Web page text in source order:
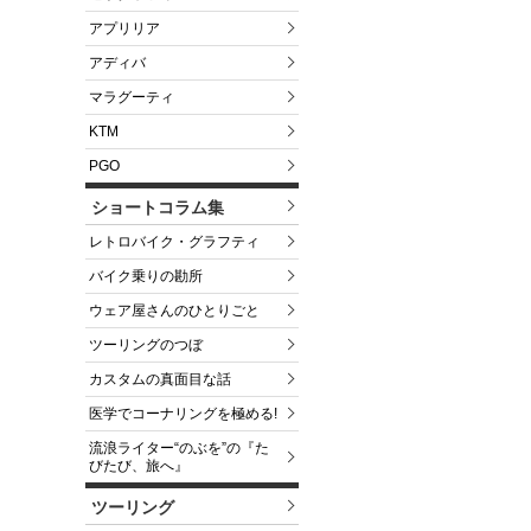
アプリリア
アディバ
マラグーティ
KTM
PGO
ショートコラム集
レトロバイク・グラフティ
バイク乗りの勘所
ウェア屋さんのひとりごと
ツーリングのつぼ
カスタムの真面目な話
医学でコーナリングを極める!
流浪ライター“のぶを”の『た
びたび、旅へ』
ツーリング